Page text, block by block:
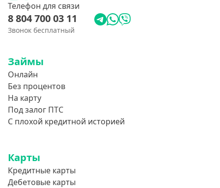
Телефон для связи
8 804 700 03 11
Звонок бесплатный
Займы
Онлайн
Без процентов
На карту
Под залог ПТС
С плохой кредитной историей
Карты
Кредитные карты
Дебетовые карты